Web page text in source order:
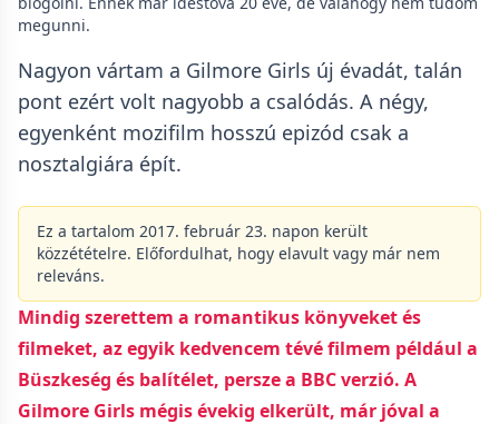
megunni.
Nagyon vártam a Gilmore Girls új évadát, talán
pont ezért volt nagyobb a csalódás. A négy,
egyenként mozifilm hosszú epizód csak a
nosztalgiára épít.
Ez a tartalom 2017. február 23. napon került
közzétételre. Előfordulhat, hogy elavult vagy már nem
releváns.
Mindig szerettem a romantikus könyveket és
filmeket, az egyik kedvencem tévé filmem például a
Büszkeség és balítélet, persze a BBC verzió. A
Gilmore Girls mégis évekig elkerült, már jóval a